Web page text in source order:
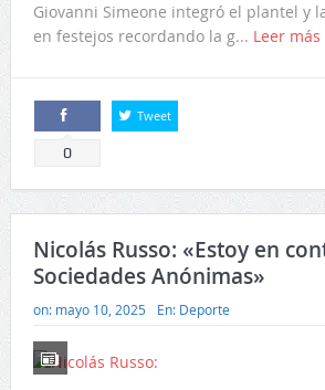
Giovanni Simeone integró el plantel y
en festejos recordando la g... Leer más
Comparte
0
Tweet
Nicolás Russo: «Estoy en
Sociedades Anónimas»
on: mayo 10, 2025 En: Deporte